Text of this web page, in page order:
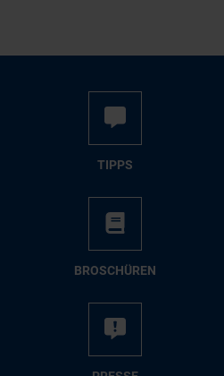
TIPPS
BRO­SCHÜ­REN